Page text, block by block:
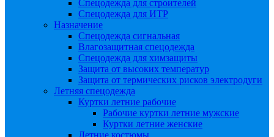
Спецодежда для строителей
Спецодежда для ИТР
Назначение
Спецодежда сигнальная
Влагозащитная спецодежда
Спецодежда для химзащиты
Защита от высоких температур
Защита от термических рисков электродуги
Летняя спецодежда
Куртки летние рабочие
Рабочие куртки летние мужские
Куртки летние женские
Летние костюмы